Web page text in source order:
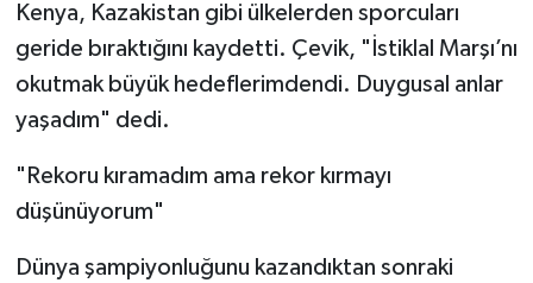
Kenya, Kazakistan gibi ülkelerden sporcuları
geride bıraktığını kaydetti. Çevik, "İstiklal Marşı’nı
okutmak büyük hedeflerimdendi. Duygusal anlar
yaşadım" dedi.
"Rekoru kıramadım ama rekor kırmayı
düşünüyorum"
Dünya şampiyonluğunu kazandıktan sonraki